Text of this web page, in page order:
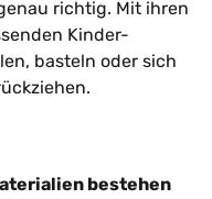
richtig. Mit ihren
Kinder-
basteln oder sich
bestehen